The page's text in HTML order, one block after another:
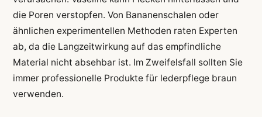
die Poren verstopfen. Von Bananenschalen oder
ähnlichen experimentellen Methoden raten Experten
ab, da die Langzeitwirkung auf das empfindliche
Material nicht absehbar ist. Im Zweifelsfall sollten Sie
immer professionelle Produkte für lederpflege braun
verwenden.